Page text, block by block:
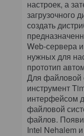
настроек, а
загрузочного
создать
Web-сервера
нужных для
прототип
Для файловой
инструмент
интерфейсом
файловой
файлов.
Intel Nehalem